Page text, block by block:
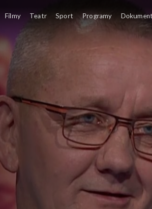
Filmy Teatr Sport Programy